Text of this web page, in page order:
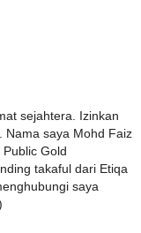
sejahtera. Izinkan
Nama saya Mohd Faiz
Gold
takaful dari Etiqa
saya